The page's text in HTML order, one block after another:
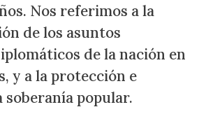
Nos referimos a la
de los asuntos
de la nación en
y a la protección e
popular.